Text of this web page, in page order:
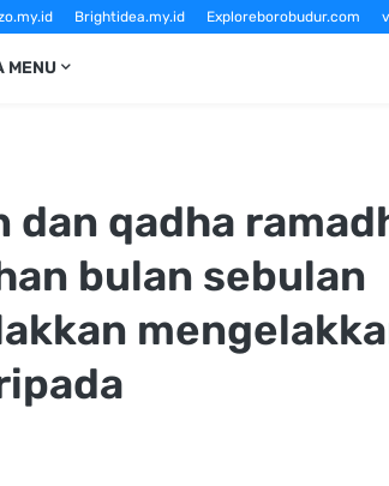
Brightidea.my.id Exploreborobudur.com
MENU
dan qadha
bulan sebulan